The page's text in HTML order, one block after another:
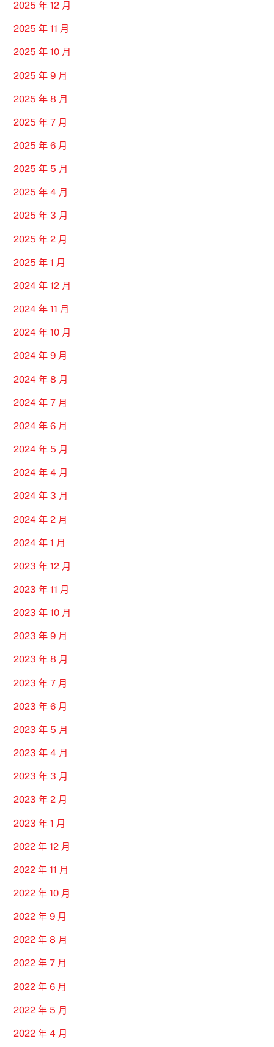
2025 年 12 月
2025 年 11 月
2025 年 10 月
2025 年 9 月
2025 年 8 月
2025 年 7 月
2025 年 6 月
2025 年 5 月
2025 年 4 月
2025 年 3 月
2025 年 2 月
2025 年 1 月
2024 年 12 月
2024 年 11 月
2024 年 10 月
2024 年 9 月
2024 年 8 月
2024 年 7 月
2024 年 6 月
2024 年 5 月
2024 年 4 月
2024 年 3 月
2024 年 2 月
2024 年 1 月
2023 年 12 月
2023 年 11 月
2023 年 10 月
2023 年 9 月
2023 年 8 月
2023 年 7 月
2023 年 6 月
2023 年 5 月
2023 年 4 月
2023 年 3 月
2023 年 2 月
2023 年 1 月
2022 年 12 月
2022 年 11 月
2022 年 10 月
2022 年 9 月
2022 年 8 月
2022 年 7 月
2022 年 6 月
2022 年 5 月
2022 年 4 月